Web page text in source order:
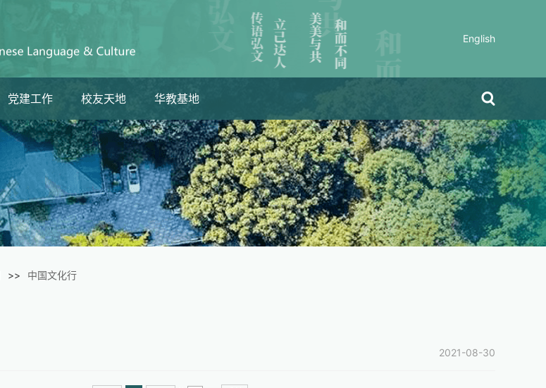
English
党建工作
组织架构
最新动态
校友天地
校友分会
校友风采
华教基地
委托项目
大事记
>> 中国文化行
2021-08-30